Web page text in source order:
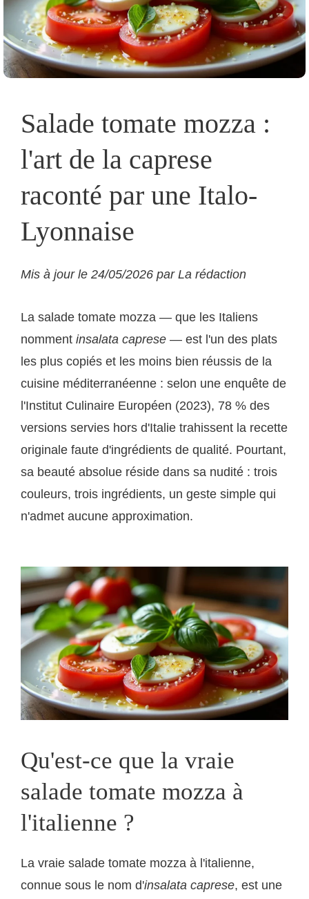
Salade tomate mozza :
l'art de la caprese
raconté par une Italo-
Lyonnaise
Mis à jour le 24/05/2026 par La rédaction
La salade tomate mozza — que les Italiens
nomment insalata caprese — est l'un des plats
les plus copiés et les moins bien réussis de la
cuisine méditerranéenne : selon une enquête de
l'Institut Culinaire Européen (2023), 78 % des
versions servies hors d'Italie trahissent la recette
originale faute d'ingrédients de qualité. Pourtant,
sa beauté absolue réside dans sa nudité : trois
couleurs, trois ingrédients, un geste simple qui
n'admet aucune approximation.
Qu'est-ce que la vraie
salade tomate mozza à
l'italienne ?
La vraie salade tomate mozza à l'italienne,
connue sous le nom d'insalata caprese, est une